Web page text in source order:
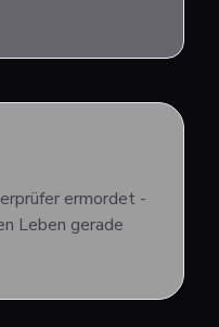
ermordet -
Leben gerade